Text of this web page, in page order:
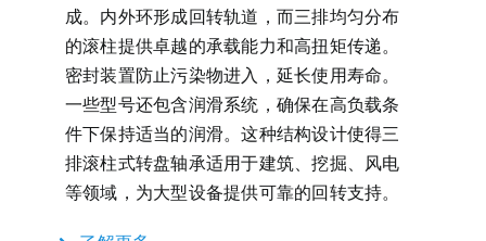
成。内外环形成回转轨道，而三排均匀分布
的滚柱提供卓越的承载能力和高扭矩传递。
密封装置防止污染物进入，延长使用寿命。
一些型号还包含润滑系统，确保在高负载条
件下保持适当的润滑。这种结构设计使得三
排滚柱式转盘轴承适用于建筑、挖掘、风电
等领域，为大型设备提供可靠的回转支持。